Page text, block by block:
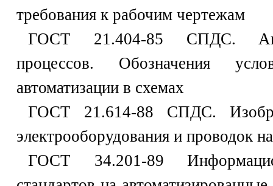
требования к рабочим чертежам
ГОСТ 21.404-85 СПДС.
процессов. Обозначения
автоматизации в схемах
ГОСТ 21.614-88 СПДС.
электрооборудования и проводок
ГОСТ 34.201-89